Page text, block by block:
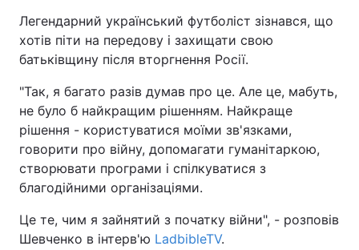
Легендарний український футболіст зізнався, що
хотів піти на передову і захищати свою
батьківщину після вторгнення Росії.
"Так, я багато разів думав про це. Але це, мабуть,
не було б найкращим рішенням. Найкраще
рішення - користуватися моїми зв'язками,
говорити про війну, допомагати гуманітаркою,
створювати програми і спілкуватися з
благодійними організаціями.
Це те, чим я зайнятий з початку війни", - розповів
Шевченко в інтерв'ю LadbibleTV.